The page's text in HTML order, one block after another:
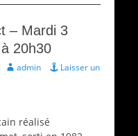
– Mardi 3
20h30
Auteur
admin
Laisser un
réalisé